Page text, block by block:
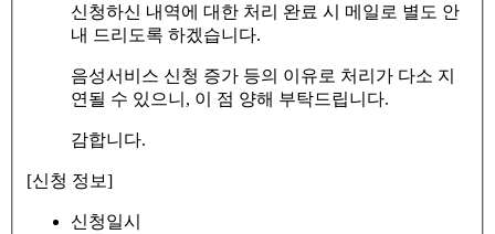
신청하신 내역에 대한 처리 완료 시 메일로 별도 안
내 드리도록 하겠습니다.
음성서비스 신청 증가 등의 이유로 처리가 다소 지
연될 수 있으니, 이 점 양해 부탁드립니다.
감합니다.
[신청 정보]
신청일시